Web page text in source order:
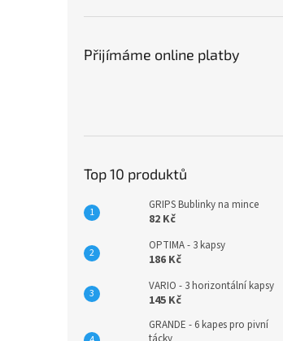
Přijímáme online platby
Top 10 produktů
GRIPS Bublinky na mince
82 Kč
OPTIMA - 3 kapsy
186 Kč
VARIO - 3 horizontální kapsy
145 Kč
GRANDE - 6 kapes pro pivní